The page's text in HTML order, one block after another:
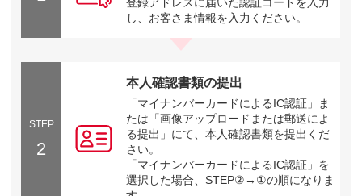
し、お客さま情報を入力ください。
STEP
2
本人確認書類の提出
「マイナンバーカードによるIC認証」ま
たは「画像アップロードまたは郵送によ
る提出」にて、本人確認書類を提出くだ
さい。
「マイナンバーカードによるIC認証」を
選択した場合、STEP②→①の順になりま